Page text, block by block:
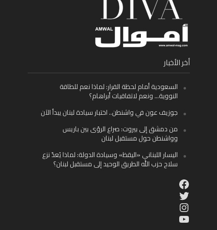
أخر الأخبار
السعودية أمام لحظة القرار: لماذا نعم للطاقة
النووية… ونعم لاتفاقيات أبراهام؟
جوزيف عون في واشنطن.. اختبار سيادة لبنان يبدأ الآن
من دمشق إلى بيروت: صراع الرؤى بين باريس
وواشنطن حول مستقبل لبنان
اليسار اللبناني «اليقظ» وسيادة الدولة: لماذا يُعدّ نزع
سلاح حزب الله الطريق الوحيد إلى مستقبل لبنان؟
Facebook
Twitter
Instagram
YouTube